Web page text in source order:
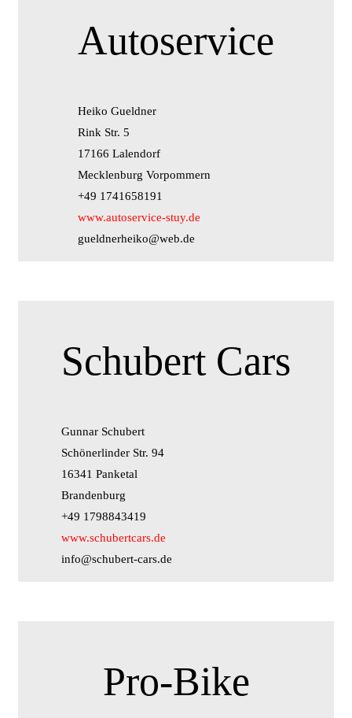
Autoservice
Heiko Gueldner
Rink Str. 5
17166 Lalendorf
Mecklenburg Vorpommern
+49 1741658191
www.autoservice-stuy.de
gueldnerheiko@web.de
Schubert Cars
Gunnar Schubert
Schönerlinder Str. 94
16341 Panketal
Brandenburg
+49 1798843419
www.schubertcars.de
info@schubert-cars.de
Pro-Bike